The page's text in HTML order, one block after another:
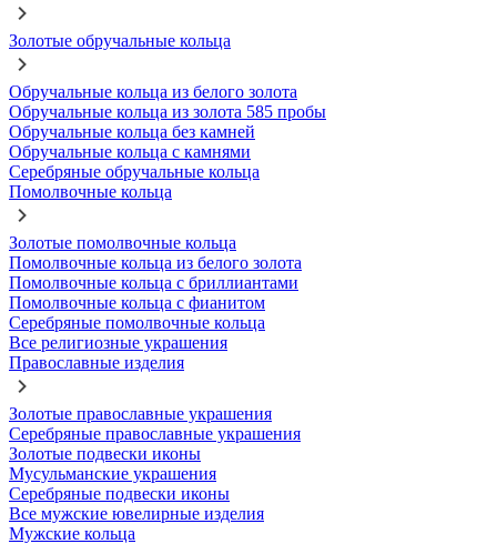
Золотые обручальные кольца
Обручальные кольца из белого золота
Обручальные кольца из золота 585 пробы
Обручальные кольца без камней
Обручальные кольца с камнями
Серебряные обручальные кольца
Помолвочные кольца
Золотые помолвочные кольца
Помолвочные кольца из белого золота
Помолвочные кольца с бриллиантами
Помолвочные кольца с фианитом
Серебряные помолвочные кольца
Все религиозные украшения
Православные изделия
Золотые православные украшения
Серебряные православные украшения
Золотые подвески иконы
Мусульманские украшения
Серебряные подвески иконы
Все мужские ювелирные изделия
Мужские кольца